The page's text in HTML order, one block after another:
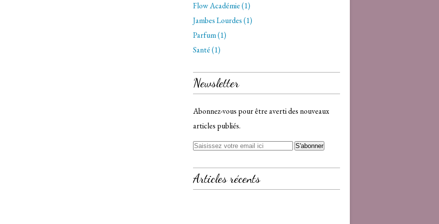
Flow Académie (1)
Jambes Lourdes (1)
Parfum (1)
Santé (1)
Newsletter
Abonnez-vous pour être averti des nouveaux
articles publiés.
Articles récents